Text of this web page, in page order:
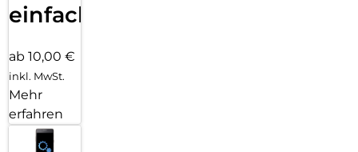
einfach
ab 10,00 €
inkl. MwSt.
Mehr
erfahren